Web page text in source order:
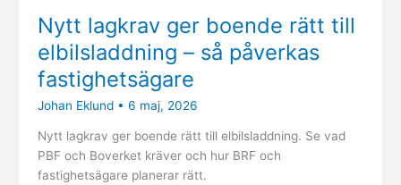
Nytt lagkrav ger boende rätt till
elbilsladdning – så påverkas
fastighetsägare
Johan Eklund • 6 maj, 2026
Nytt lagkrav ger boende rätt till elbilsladdning. Se vad
PBF och Boverket kräver och hur BRF och
fastighetsägare planerar rätt.